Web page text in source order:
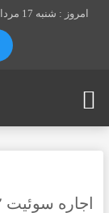
امروز : شنبه 17 مرداد -